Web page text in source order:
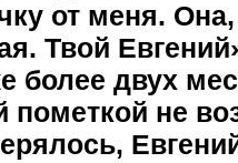
от меня.
Твой
более двух
пометкой не